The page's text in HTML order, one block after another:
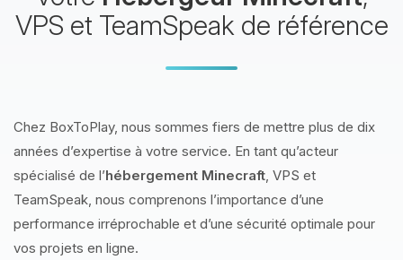
VPS et TeamSpeak de référence
Chez BoxToPlay, nous sommes fiers de mettre plus de dix
années d’expertise à votre service. En tant qu’acteur
spécialisé de l’hébergement Minecraft, VPS et
TeamSpeak, nous comprenons l’importance d’une
performance irréprochable et d’une sécurité optimale pour
vos projets en ligne.